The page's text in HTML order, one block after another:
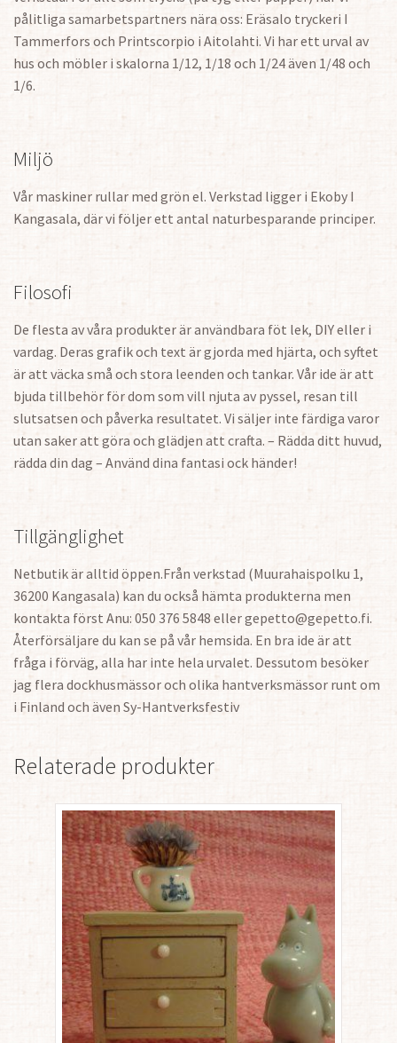
pålitliga samarbetspartners nära oss: Eräsalo tryckeri I
Tammerfors och Printscorpio i Aitolahti. Vi har ett urval av
hus och möbler i skalorna 1/12, 1/18 och 1/24 även 1/48 och
1/6.
Miljö
Vår maskiner rullar med grön el. Verkstad ligger i Ekoby I
Kangasala, där vi följer ett antal naturbesparande principer.
Filosofi
De flesta av våra produkter är användbara föt lek, DIY eller i
vardag. Deras grafik och text är gjorda med hjärta, och syftet
är att väcka små och stora leenden och tankar. Vår ide är att
bjuda tillbehör för dom som vill njuta av pyssel, resan till
slutsatsen och påverka resultatet. Vi säljer inte färdiga varor
utan saker att göra och glädjen att crafta. – Rädda ditt huvud,
rädda din dag – Använd dina fantasi ock händer!
Tillgänglighet
Netbutik är alltid öppen.Från verkstad (Muurahaispolku 1,
36200 Kangasala) kan du också hämta produkterna men
kontakta först Anu: 050 376 5848 eller gepetto@gepetto.fi.
Återförsäljare du kan se på vår hemsida. En bra ide är att
fråga i förväg, alla har inte hela urvalet. Dessutom besöker
jag flera dockhusmässor och olika hantverksmässor runt om
i Finland och även Sy-Hantverksfestiv
Relaterade produkter